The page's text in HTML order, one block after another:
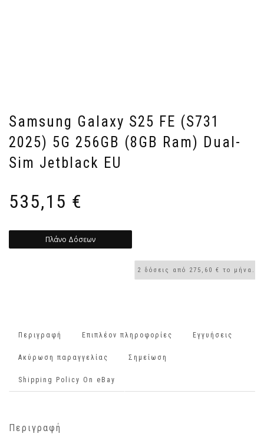
Samsung Galaxy S25 FE (S731
2025) 5G 256GB (8GB Ram) Dual-
Sim Jetblack EU
535,15 €
Πλάνο Δόσεων
Περιγραφή Επιπλέον πληροφορίες Εγγυήσεις
Ακύρωση παραγγελίας Σημείωση
Shipping Policy On eBay
Περιγραφή